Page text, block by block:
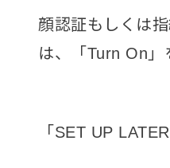
顔認証もしくは
は、「Turn On」
「SET UP